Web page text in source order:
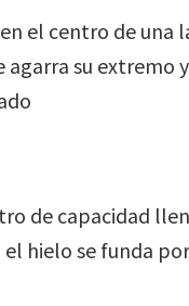
el centro de una
agarra su
de capacidad
hielo se funda